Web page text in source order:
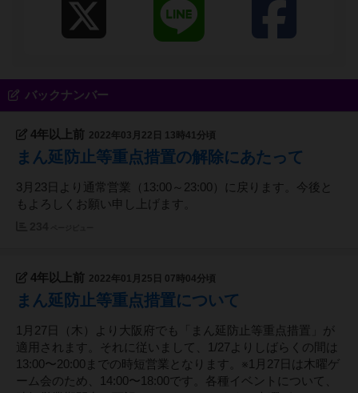
バックナンバー
4年以上前 2022年03月22日 13時41分頃
まん延防止等重点措置の解除にあたって
3月23日より通常営業（13:00～23:00）に戻ります。今後と
もよろしくお願い申し上げます。
4年以上前 2022年01月25日 07時04分頃
まん延防止等重点措置について
1月27日（木）より大阪府でも「まん延防止等重点措置」が
適用されます。それに従いまして、1/27よりしばらくの間は
13:00〜20:00までの時短営業となります。※1月27日は木曜ゲ
ーム会のため、14:00〜18:00です。各種イベントについて、